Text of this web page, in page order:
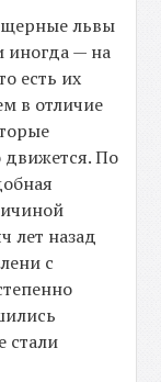
львы
иногда — на
есть их
в отличие
движется. По
лет назад
с
стали